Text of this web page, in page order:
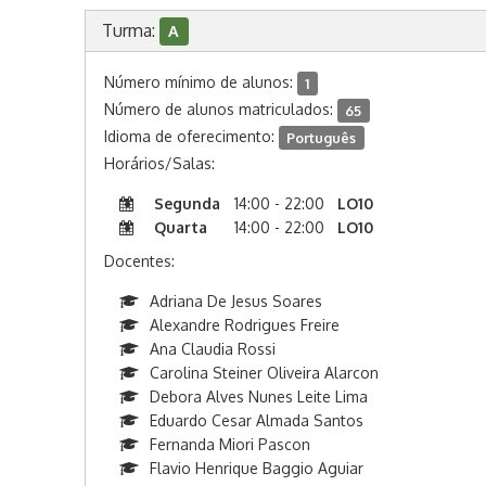
Turma: A
Número mínimo de alunos: 1
Número de alunos matriculados: 65
Idioma de oferecimento: Português
Horários/Salas:
Segunda 14:00 - 22:00
LO10
Quarta
14:00 - 22:00
LO10
Docentes:
Adriana De Jesus Soares
Alexandre Rodrigues Freire
Ana Claudia Rossi
Carolina Steiner Oliveira Alarcon
Debora Alves Nunes Leite Lima
Eduardo Cesar Almada Santos
Fernanda Miori Pascon
Flavio Henrique Baggio Aguiar